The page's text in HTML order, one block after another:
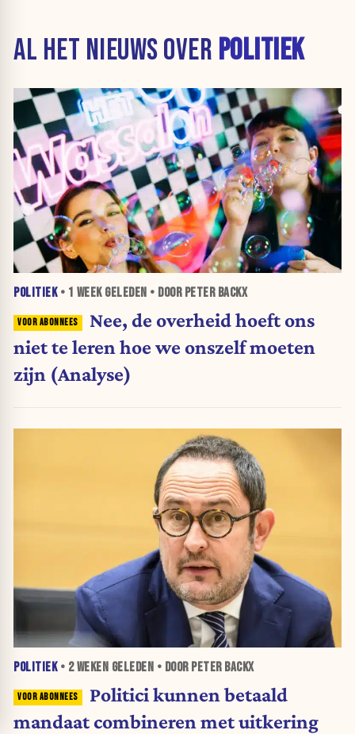
AL HET NIEUWS OVER POLITIEK
POLITIEK• 1 WEEKGELEDEN • DOOR PETER BACKX
Nee, de overheid hoeft ons
niet te leren hoe we onszelf moeten
zijn (Analyse)
POLITIEK• 2 WEKEN GELEDEN • DOOR PETER BACKX
Politici kunnen betaald
mandaat combineren met uitkering